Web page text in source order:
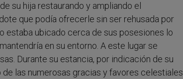
su hija restaurando y ampliando el
que podía ofrecerle sin ser rehusada por
estaba ubicado cerca de sus posesiones lo
en su entorno. A este lugar se
Durante su estancia, por indicación de su
las numerosas gracias y favores celestiales